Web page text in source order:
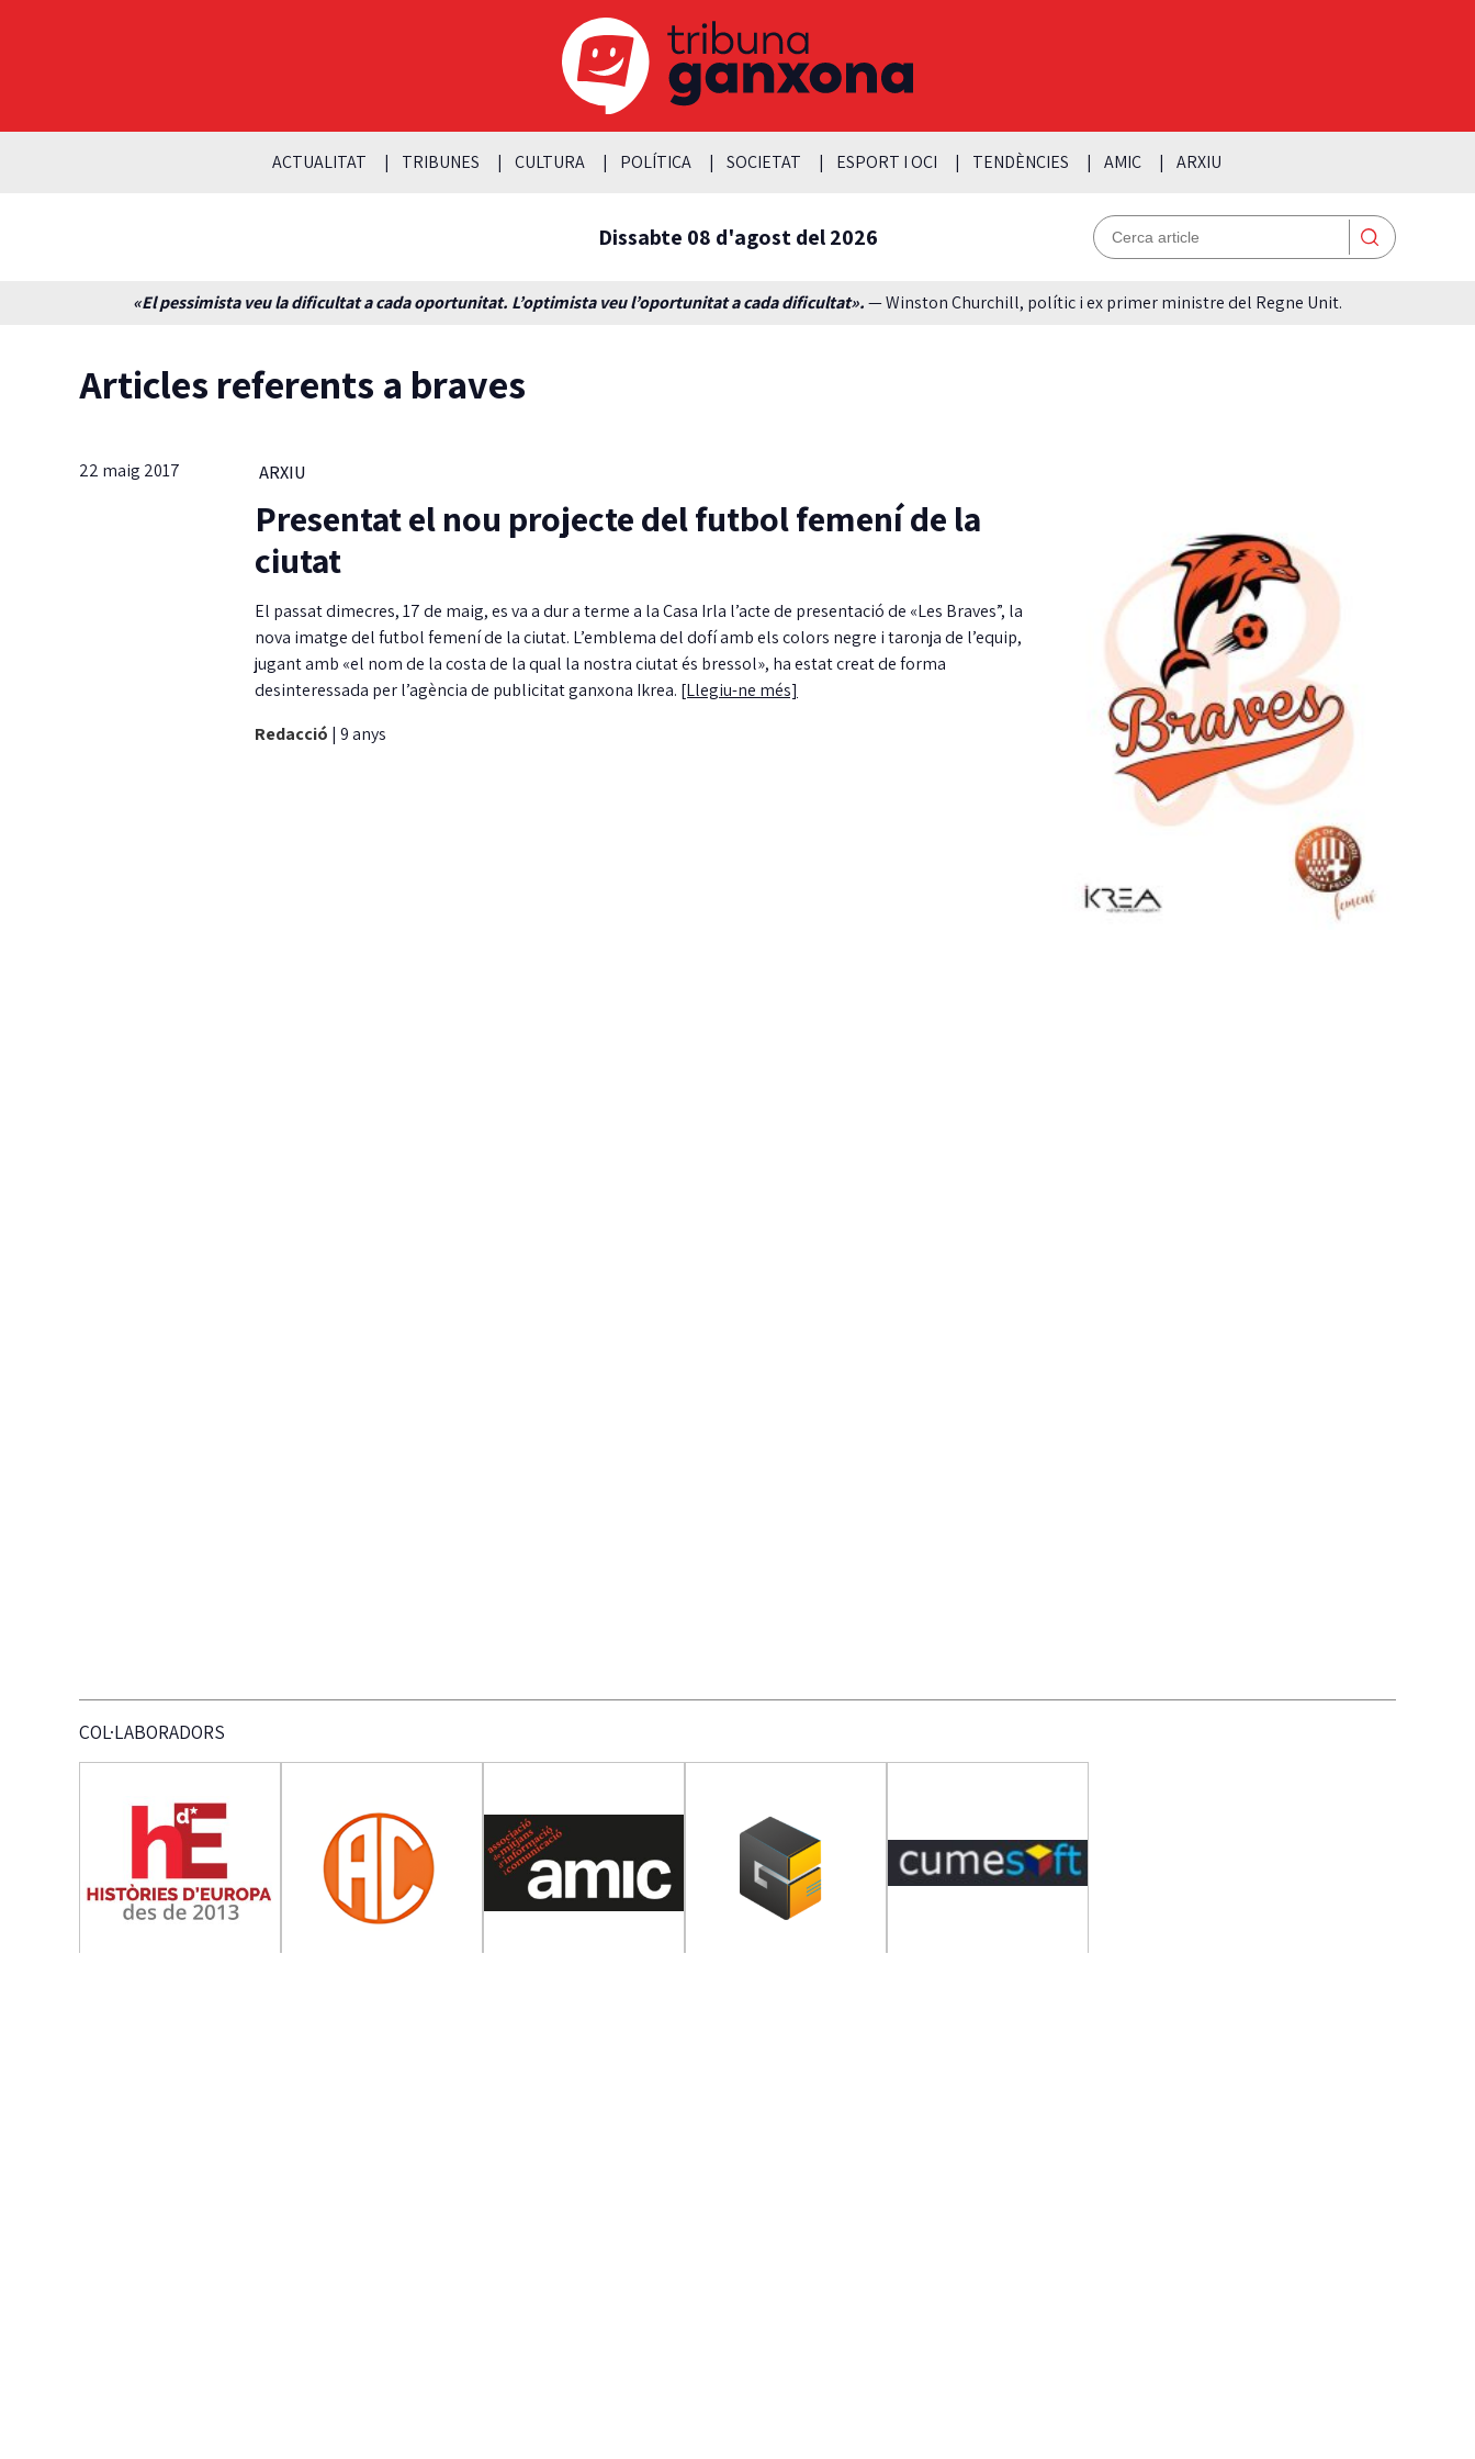
ACTUALITAT TRIBUNES CULTURA POLÍTICA SOCIETAT ESPORT I OCI TENDÈNCIES AMIC ARXIU
Dissabte 08 d'agost del 2026
«El pessimista veu la dificultat a cada oportunitat. L’optimista veu l’oportunitat a cada dificultat».— Winston Churchill, polític i ex primer ministre del Regne Unit.
Articles referents a braves
22 maig 2017 ARXIU
Presentat el nou projecte del futbol femení de la
ciutat
El passat dimecres, 17 de maig, es va a dur a terme a la Casa Irla l’acte de presentació de «Les Braves”, la
nova imatge del futbol femení de la ciutat. L’emblema del dofí amb els colors negre i taronja de l’equip,
jugant amb «el nom de la costa de la qual la nostra ciutat és bressol», ha estat creat de forma
desinteressada per l’agència de publicitat ganxona Ikrea. [Llegiu-ne més]
Redacció | 9 anys
COL·LABORADORS